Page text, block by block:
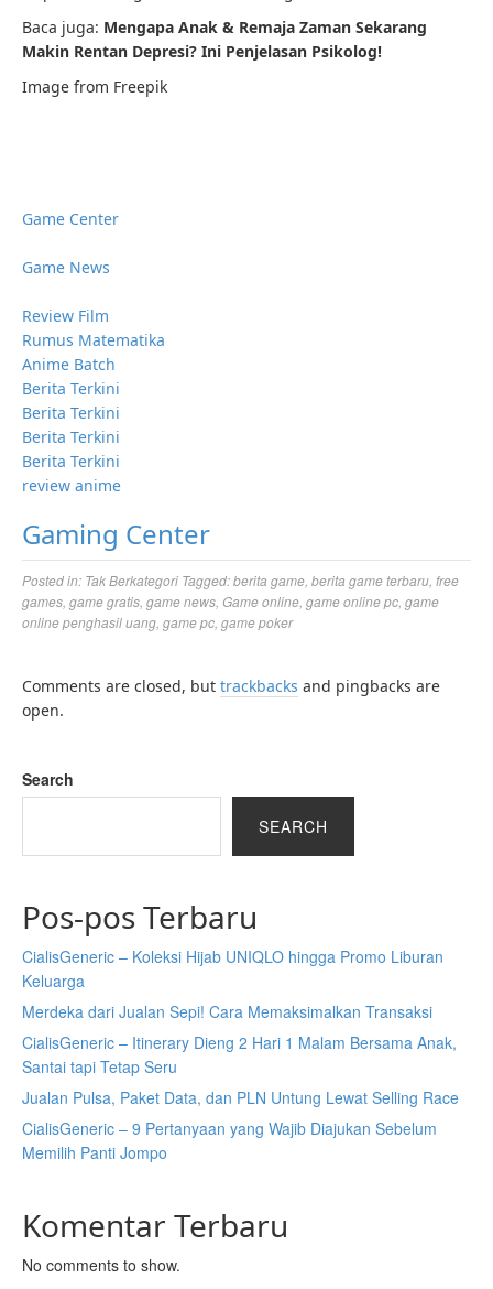
Baca juga: Mengapa Anak & Remaja Zaman Sekarang
Makin Rentan Depresi? Ini Penjelasan Psikolog!
Image from Freepik
Game Center
Game News
Review Film
Rumus Matematika
Anime Batch
Berita Terkini
Berita Terkini
Berita Terkini
Berita Terkini
review anime
Gaming Center
Posted in: Tak Berkategori Tagged:berita game berita game terbaru free
games game gratis game news Game online game online pc game
online penghasil uang game pc game poker
Comments are closed, but trackbacks and pingbacks are
open.
Search
SEARCH
Pos-pos Terbaru
CialisGeneric – Koleksi Hijab UNIQLO hingga Promo Liburan
Keluarga
Merdeka dari Jualan Sepi! Cara Memaksimalkan Transaksi
CialisGeneric – Itinerary Dieng 2 Hari 1 Malam Bersama Anak,
Santai tapi Tetap Seru
Jualan Pulsa, Paket Data, dan PLN Untung Lewat Selling Race
CialisGeneric – 9 Pertanyaan yang Wajib Diajukan Sebelum
Memilih Panti Jompo
Komentar Terbaru
No comments to show.